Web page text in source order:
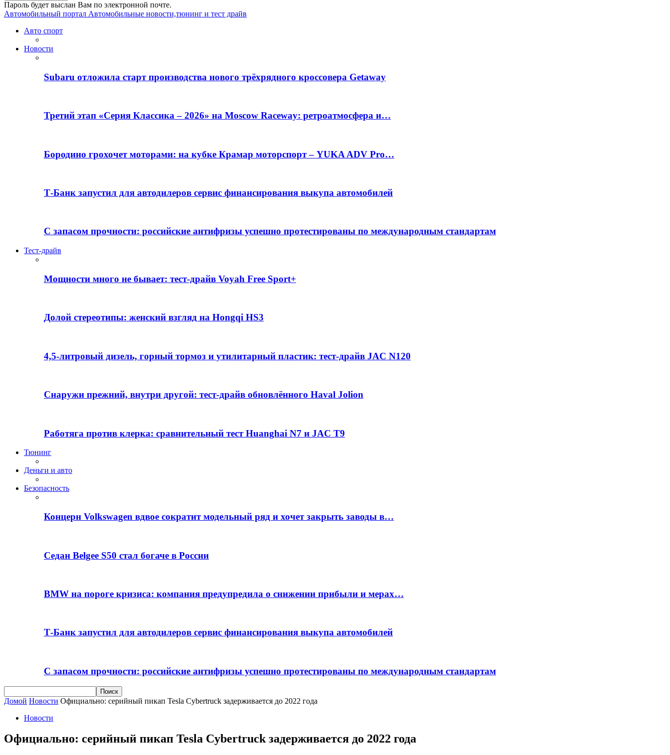
Пароль будет выслан Вам по электронной почте.
Автомобильный портал Автомобильные новости,тюнинг и тест драйв
Авто спорт
Новости
Subaru отложила старт производства нового трёхрядного кроссовера Getaway
Третий этап «Серия Классика – 2026» на Moscow Raceway: ретроатмосфера и…
Бородино грохочет моторами: на кубке Крамар моторспорт – YUKA ADV Pro…
Т-Банк запустил для автодилеров сервис финансирования выкупа автомобилей
С запасом прочности: российские антифризы успешно протестированы по международным стандартам
Тест-драйв
Мощности много не бывает: тест-драйв Voyah Free Sport+
Долой стереотипы: женский взгляд на Hongqi HS3
4,5-литровый дизель, горный тормоз и утилитарный пластик: тест-драйв JAC N120
Снаружи прежний, внутри другой: тест-драйв обновлённого Haval Jolion
Работяга против клерка: сравнительный тест Huanghai N7 и JAC T9
Тюнинг
Деньги и авто
Безопасность
Концерн Volkswagen вдвое сократит модельный ряд и хочет закрыть заводы в…
Седан Belgee S50 стал богаче в России
BMW на пороге кризиса: компания предупредила о снижении прибыли и мерах…
Т-Банк запустил для автодилеров сервис финансирования выкупа автомобилей
С запасом прочности: российские антифризы успешно протестированы по международным стандартам
Домой Новости Официально: серийный пикап Tesla Cybertruck задерживается до 2022 года
Новости
Официально: серийный пикап Tesla Cybertruck задерживается до 2022 года